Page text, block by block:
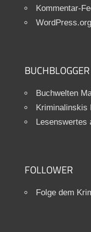
Kommentar-
WordPress.org
BUCHBLOGGER
Buchwelten
Kriminalinskis
Lesenswertes
FOLLOWER
Folge dem